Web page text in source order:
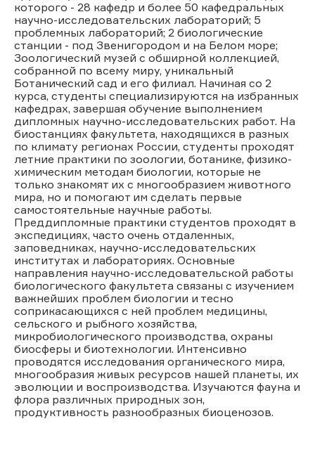
которого - 28 кафедр и более 50 кафедральных
научно-исследовательских лабораторий; 5
проблемных лабораторий; 2 биологические
станции - под Звенигородом и на Белом море;
Зоологический музей с обширной коллекцией,
собранной по всему миру, уникальный
Ботанический сад и его филиал. Начиная со 2
курса, студенты специализируются на избранных
кафедрах, завершая обучение выполнением
дипломных научно-исследовательских работ. На
биостанциях факультета, находящихся в разных
по климату регионах России, студенты проходят
летние практики по зоологии, ботанике, физико-
химическим методам биологии, которые не
только знакомят их с многообразием животного
мира, но и помогают им сделать первые
самостоятельные научные работы.
Преддипломные практики студентов проходят в
экспедициях, часто очень отдаленных,
заповедниках, научно-исследовательских
институтах и лабораториях. Основные
направления научно-исследовательской работы
биологического факультета связаны с изучением
важнейших проблем биологии и тесно
соприкасающихся с ней проблем медицины,
сельского и рыбного хозяйства,
микробиологического производства, охраны
биосферы и биотехнологии. Интенсивно
проводятся исследования органического мира,
многообразия живых ресурсов нашей планеты, их
эволюции и воспроизводства. Изучаются фауна и
флора различных природных зон,
продуктивность разнообразных биоценозов.